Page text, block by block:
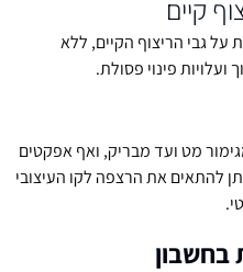
על גבי הריצוף הקיים, ללא
פינוי פסולת.
מט ועד מבריק, ואף אפקטים
להתאים את הרצפה לקו העיצובי
בחשבון